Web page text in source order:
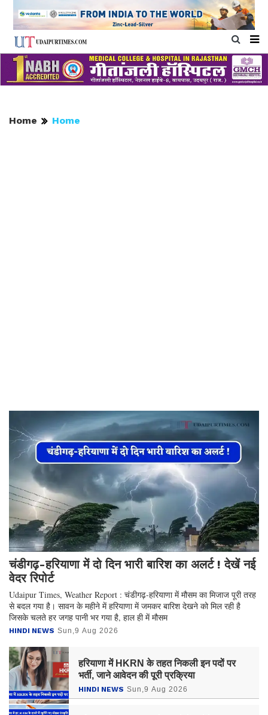
Home Home
चंडीगढ़-हरियाणा में दो दिन भारी बारिश का अलर्ट ! देखें नई
वेदर रिपोर्ट
Udaipur Times, Weather Report : चंडीगढ़-हरियाणा में मौसम का मिजाज पूरी तरह
से बदल गया है। सावन के महीने में हरियाणा में जमकर बारिश देखने को मिल रही है
जिसके चलते हर जगह पानी भर गया है, हाल ही में मौसम
HINDI NEWS Sun,9 Aug 2026
हरियाणा में HKRN के तहत निकली इन पदों पर
भर्ती, जाने आवेदन की पूरी प्रक्रिया
HINDI NEWS Sun,9 Aug 2026